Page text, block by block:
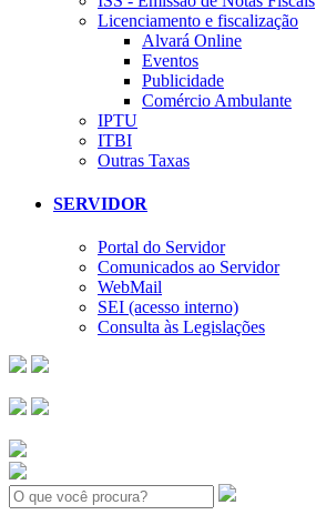
Licenciamento e fiscalização
Alvará Online
Eventos
Publicidade
Comércio Ambulante
IPTU
ITBI
Outras Taxas
SERVIDOR
Portal do Servidor
Comunicados ao Servidor
WebMail
SEI (acesso interno)
Consulta às Legislações
Search: